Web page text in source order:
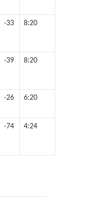
-33 8:20
-39 8:20
-26 6:20
-74 4:24